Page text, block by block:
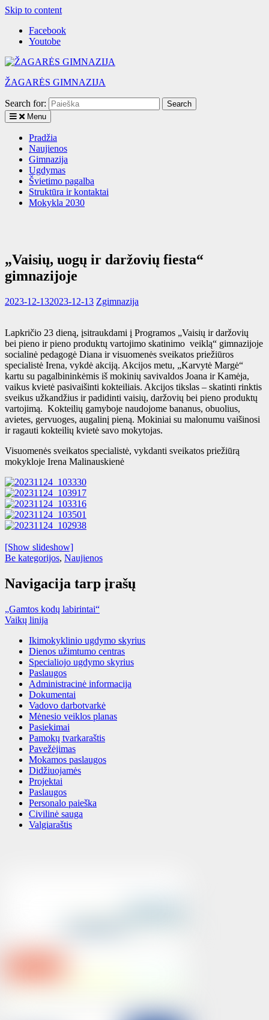
Skip to content
Facebook
Youtobe
ŽAGARĖS GIMNAZIJA
Search for:
Menu
Pradžia
Naujienos
Gimnazija
Ugdymas
Švietimo pagalba
Struktūra ir kontaktai
Mokykla 2030
„Vaisių, uogų ir daržovių fiesta“
gimnazijoje
2023-12-132023-12-13 Zgimnazija
Lapkričio 23 dieną, įsitraukdami į Programos „Vaisių ir daržovių
bei pieno ir pieno produktų vartojimo skatinimo veiklą“ gimnazijoje
socialinė pedagogė Diana ir visuomenės sveikatos priežiūros
specialistė Irena, vykdė akciją. Akcijos metu, „Karvytė Margė“
kartu su pagalbininkėmis iš mokinių savivaldos Joana ir Kamėja,
vaikus kvietė pasivaišinti kokteiliais. Akcijos tikslas – skatinti rinktis
sveikus užkandžius ir padidinti vaisių, daržovių bei pieno produktų
vartojimą. Kokteilių gamyboje naudojome bananus, obuolius,
avietes, gervuoges, augalinį pieną. Mokiniai su malonumu vaišinosi
ir ragauti kokteilių kvietė savo mokytojas.
Visuomenės sveikatos specialistė, vykdanti sveikatos priežiūrą
mokykloje Irena Malinauskienė
[Show slideshow]
Be kategorijos, Naujienos
Navigacija tarp įrašų
„Gamtos kodų labirintai“
Vaikų linija
Ikimokyklinio ugdymo skyrius
Dienos užimtumo centras
Specialiojo ugdymo skyrius
Paslaugos
Administracinė informacija
Dokumentai
Vadovo darbotvarkė
Mėnesio veiklos planas
Pasiekimai
Pamokų tvarkaraštis
Pavežėjimas
Mokamos paslaugos
Didžiuojamės
Projektai
Paslaugos
Personalo paieška
Civilinė sauga
Valgiaraštis